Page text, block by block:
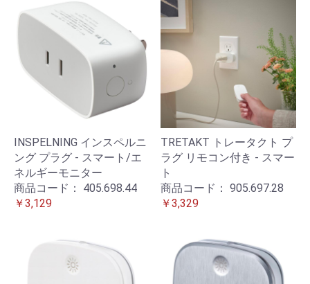
INSPELNING インスペルニ
ング プラグ - スマート/エ
ネルギーモニター
商品コード： 405.698.44
￥3,129
TRETAKT トレータクト プ
ラグ リモコン付き - スマー
ト
商品コード： 905.697.28
￥3,329